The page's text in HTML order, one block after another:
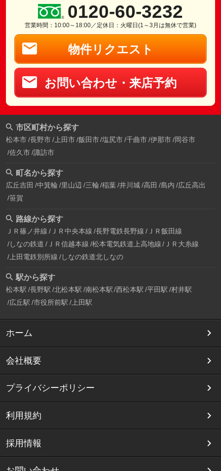
0120-60-3232
営業時間：10:00～18:00／定休日：火曜日(1～3月は無休で営業)
物件リクエスト
お問い合わせ・来店予約
市区町村から探す
松本市 長野市 上田市 飯田市 塩尻市 千曲市 伊那市 岡谷市
佐久市 諏訪市
町名から探す
広丘吉田 中箕輪 里山辺 三輪 稲葉 井川城 高田 島内 広丘高出
笹賀
路線から探す
ＪＲ篠ノ井線 ＪＲ中央本線 長野電鉄長野線 ＪＲ飯田線
しなの鉄道 ＪＲ信越本線 松本電気鉄道上高地線
ＪＲ大糸線
上田電鉄別所線 しなの鉄道北しなの
駅から探す
松本駅 長野駅 北松本駅 南松本駅 西松本駅 平田駅 村井駅
広丘駅 市役所前駅 上田駅
ホーム
会社概要
プライバシーポリシー
利用規約
採用情報